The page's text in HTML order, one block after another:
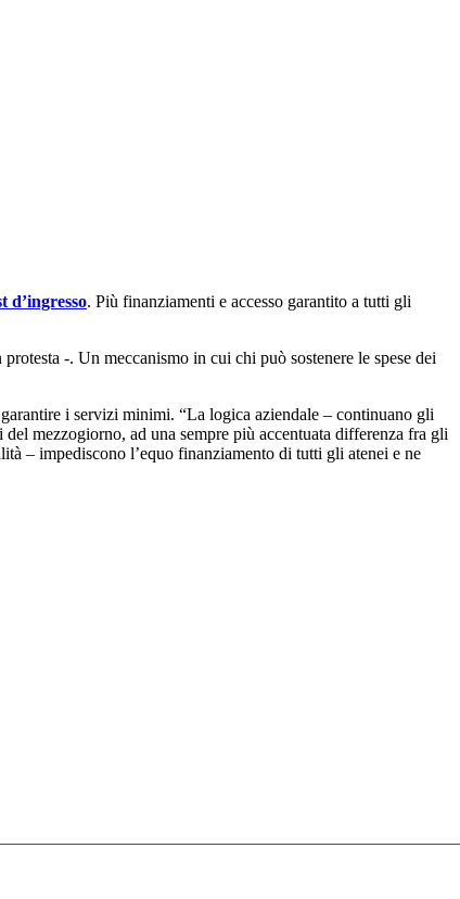
d’ingresso. Più finanziamenti e accesso garantito a tutti gli
-. Un meccanismo in cui chi può sostenere le spese dei
i servizi minimi. “La logica aziendale – continuano gli
mezzogiorno, ad una sempre più accentuata differenza fra gli
– impediscono l’equo finanziamento di tutti gli atenei e ne